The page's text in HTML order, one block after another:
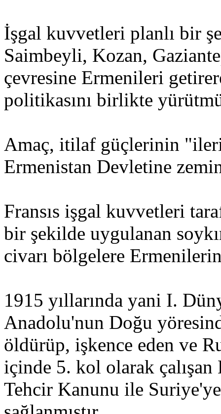
İşgal kuvvetleri planlı bir
Saimbeyli, Kozan,
çevresine Ermenileri
politikasını birlikte
Amaç, itilaf güçlerinin
Ermenistan Devletine
Fransıs işgal kuvvetleri
bir şekilde uygulanan
civarı bölgelere
1915 yıllarında yani I.
Anadolu'nun Doğu
öldürüp, işkence eden ve
içinde 5. kol olarak
Tehcir Kanunu ile